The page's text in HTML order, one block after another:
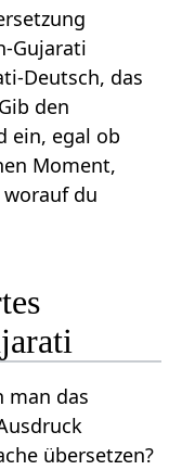
Gujarati
Deutsch, das
den
ein, egal ob
Moment,
du
man das
übersetzen?